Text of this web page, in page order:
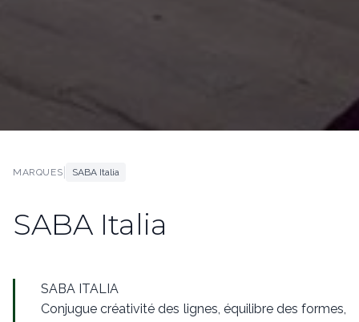
MARQUES SABA Italia
SABA Italia
SABA ITALIA
Conjugue créativité des lignes, équilibre des formes,